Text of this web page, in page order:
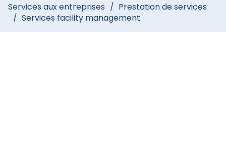
Services aux entreprises / Prestation de services
/ Services facility management